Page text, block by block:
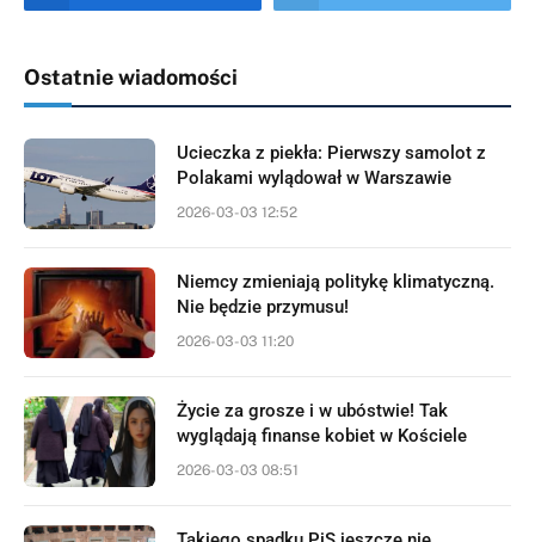
Ostatnie wiadomości
Ucieczka z piekła: Pierwszy samolot z
Polakami wylądował w Warszawie
2026-03-03 12:52
Niemcy zmieniają politykę klimatyczną.
Nie będzie przymusu!
2026-03-03 11:20
Życie za grosze i w ubóstwie! Tak
wyglądają finanse kobiet w Kościele
2026-03-03 08:51